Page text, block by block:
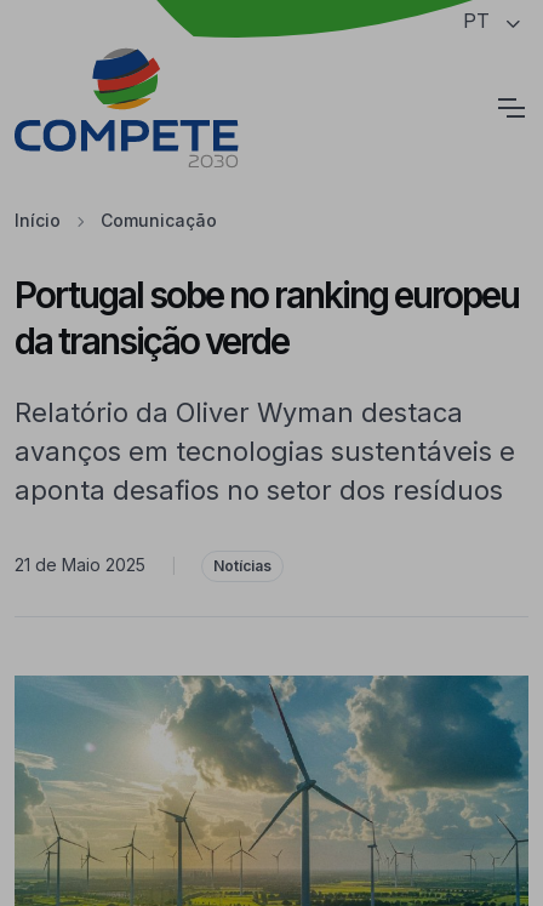
Saltar para o conteúdo principal da página PT
Início Comunicação
Portugal sobe no ranking europeu
da transição verde
Relatório da Oliver Wyman destaca
avanços em tecnologias sustentáveis e
aponta desafios no setor dos resíduos
21 de Maio 2025 Notícias